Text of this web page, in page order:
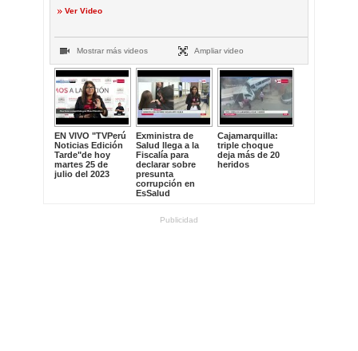
Ver Video
Mostrar más videos Ampliar video
EN VIVO "TVPerú
Noticias Edición
Tarde"de hoy
martes 25 de
julio del 2023
Exministra de
Salud llega a la
Fiscalía para
declarar sobre
presunta
corrupción en
EsSalud
Cajamarquilla:
triple choque
deja más de 20
heridos
Publicidad